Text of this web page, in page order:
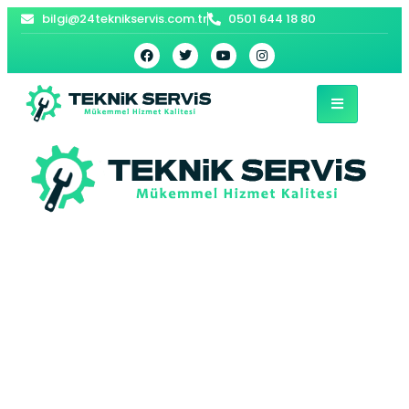
bilgi@24teknikservis.com.tr 0501 644 18 80